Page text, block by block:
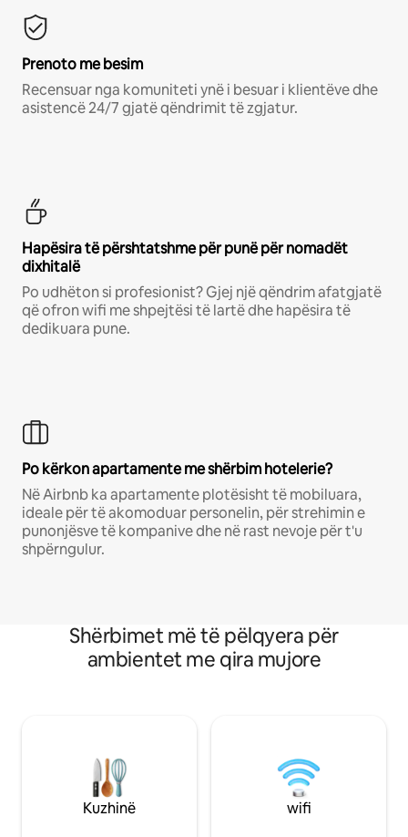
Prenoto me besim
Recensuar nga komuniteti ynë i besuar i klientëve dhe
asistencë 24/7 gjatë qëndrimit të zgjatur.
Hapësira të përshtatshme për punë për nomadët
dixhitalë
Po udhëton si profesionist? Gjej një qëndrim afatgjatë
që ofron wifi me shpejtësi të lartë dhe hapësira të
dedikuara pune.
Po kërkon apartamente me shërbim hotelerie?
Në Airbnb ka apartamente plotësisht të mobiluara,
ideale për të akomoduar personelin, për strehimin e
punonjësve të kompanive dhe në rast nevoje për t'u
shpërngulur.
Shërbimet më të pëlqyera për
ambientet me qira mujore
Kuzhinë wifi